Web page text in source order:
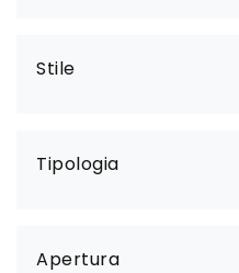
Stile
Tipologia
Apertura